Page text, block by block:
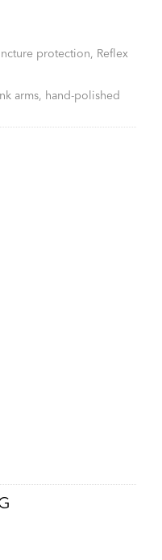
protection, Reflex
arms, hand-polished